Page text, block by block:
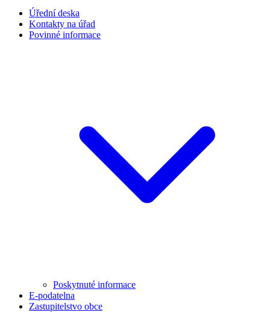
Úřední deska
Kontakty na úřad
Povinné informace
Poskytnuté informace
E-podatelna
Zastupitelstvo obce